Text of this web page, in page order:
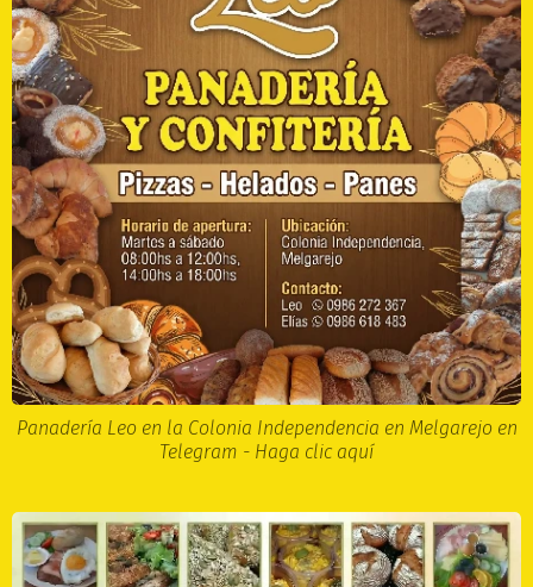
Panadería Leo en la Colonia Independencia en Melgarejo en
Telegram - Haga clic aquí